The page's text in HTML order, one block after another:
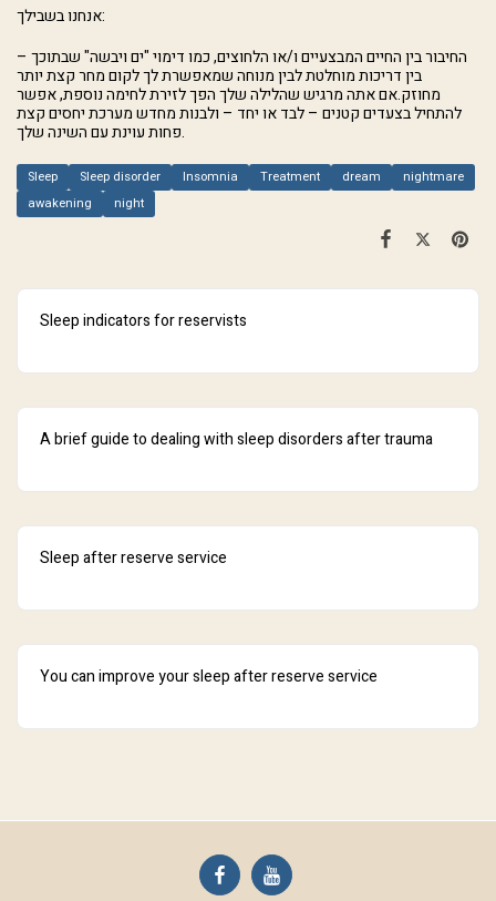
אנחנו בשבילך:
החיבור בין החיים המבצעיים ו/או הלחוצים, כמו דימוי "ים ויבשה" שבתוכך –
בין דריכות מוחלטת לבין מנוחה שמאפשרת לך לקום מחר קצת יותר
מחוזק.אם אתה מרגיש שהלילה שלך הפך לזירת לחימה נוספת, אפשר
להתחיל בצעדים קטנים – לבד או יחד – ולבנות מחדש מערכת יחסים קצת
פחות עוינת עם השינה שלך.
Sleep Sleep disorder Insomnia Treatment dream
nightmare
awakening
night
Sleep indicators for reservists
A brief guide to dealing with sleep disorders after trauma
Sleep after reserve service
You can improve your sleep after reserve service